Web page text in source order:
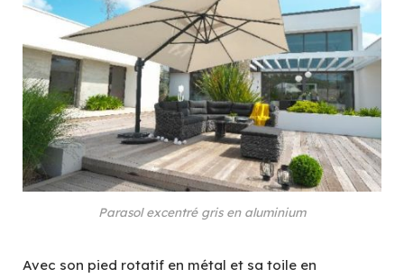
Parasol excentré gris en aluminium
Avec son pied rotatif en métal et sa toile en